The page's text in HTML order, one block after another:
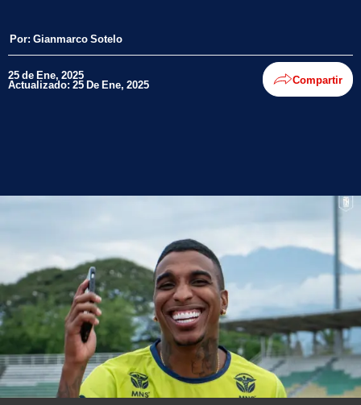
Por: Gianmarco Sotelo
25 de Ene, 2025
Actualizado: 25 De Ene, 2025 Compartir